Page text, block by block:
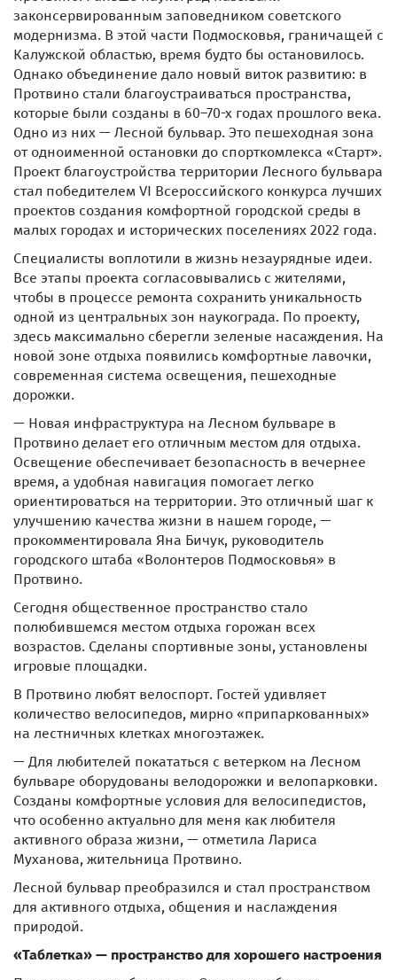
законсервированным заповедником советского
модернизма. В этой части Подмосковья, граничащей с
Калужской областью, время будто бы остановилось.
Однако объединение дало новый виток развитию: в
Протвино стали благоустраиваться пространства,
которые были созданы в 60–70-х годах прошлого века.
Одно из них — Лесной бульвар. Это пешеходная зона
от одноименной остановки до спорткомлекса «Старт».
Проект благоустройства территории Лесного бульвара
стал победителем VI Всероссийского конкурса лучших
проектов создания комфортной городской среды в
малых городах и исторических поселениях 2022 года.
Специалисты воплотили в жизнь незаурядные идеи.
Все этапы проекта согласовывались с жителями,
чтобы в процессе ремонта сохранить уникальность
одной из центральных зон наукограда. По проекту,
здесь максимально сберегли зеленые насаждения. На
новой зоне отдыха появились комфортные лавочки,
современная система освещения, пешеходные
дорожки.
— Новая инфраструктура на Лесном бульваре в
Протвино делает его отличным местом для отдыха.
Освещение обеспечивает безопасность в вечернее
время, а удобная навигация помогает легко
ориентироваться на территории. Это отличный шаг к
улучшению качества жизни в нашем городе, —
прокомментировала Яна Бичук, руководитель
городского штаба «Волонтеров Подмосковья» в
Протвино.
Сегодня общественное пространство стало
полюбившемся местом отдыха горожан всех
возрастов. Сделаны спортивные зоны, установлены
игровые площадки.
В Протвино любят велоспорт. Гостей удивляет
количество велосипедов, мирно «припаркованных»
на лестничных клетках многоэтажек.
— Для любителей покататься с ветерком на Лесном
бульваре оборудованы велодорожки и велопарковки.
Созданы комфортные условия для велосипедистов,
что особенно актуально для меня как любителя
активного образа жизни, — отметила Лариса
Муханова, жительница Протвино.
Лесной бульвар преобразился и стал пространством
для активного отдыха, общения и наслаждения
природой.
«Таблетка» — пространство для хорошего настроения